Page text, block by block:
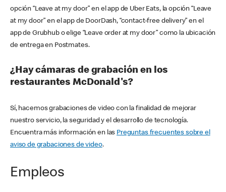
opción “Leave at my door” en el app de Uber Eats, la opción “Leave
at my door” en el app de DoorDash, “contact-free delivery” en el
app de Grubhub o elige “Leave order at my door” como la ubicación
de entrega en Postmates.
¿Hay cámaras de grabación en los
restaurantes McDonald's?
Sí, hacemos grabaciones de video con la finalidad de mejorar
nuestro servicio, la seguridad y el desarrollo de tecnología.
Encuentra más información en las Preguntas frecuentes sobre el
aviso de grabaciones de video.
Empleos